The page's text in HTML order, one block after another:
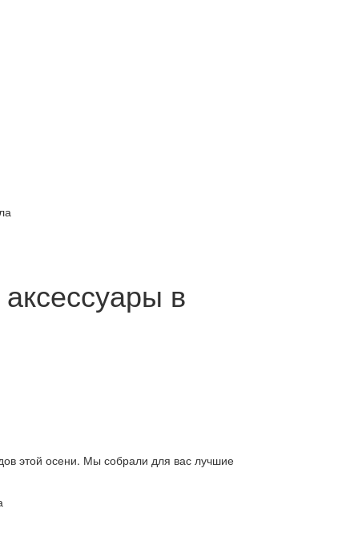
в
этой осени. Мы собрали для вас лучшие